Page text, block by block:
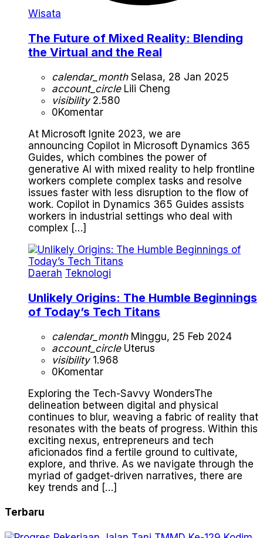
Wisata
The Future of Mixed Reality: Blending
the Virtual and the Real
calendar_monthSelasa, 28 Jan 2025
account_circleLili Cheng
visibility2.580
0Komentar
At Microsoft Ignite 2023, we are
announcing Copilot in Microsoft Dynamics 365
Guides, which combines the power of
generative AI with mixed reality to help frontline
workers complete complex tasks and resolve
issues faster with less disruption to the flow of
work. Copilot in Dynamics 365 Guides assists
workers in industrial settings who deal with
complex […]
Daerah Teknologi
Unlikely Origins: The Humble Beginnings
of Today’s Tech Titans
calendar_monthMinggu, 25 Feb 2024
account_circleUterus
visibility1.968
0Komentar
Exploring the Tech-Savvy WondersThe
delineation between digital and physical
continues to blur, weaving a fabric of reality that
resonates with the beats of progress. Within this
exciting nexus, entrepreneurs and tech
aficionados find a fertile ground to cultivate,
explore, and thrive. As we navigate through the
myriad of gadget-driven narratives, there are
key trends and […]
Terbaru